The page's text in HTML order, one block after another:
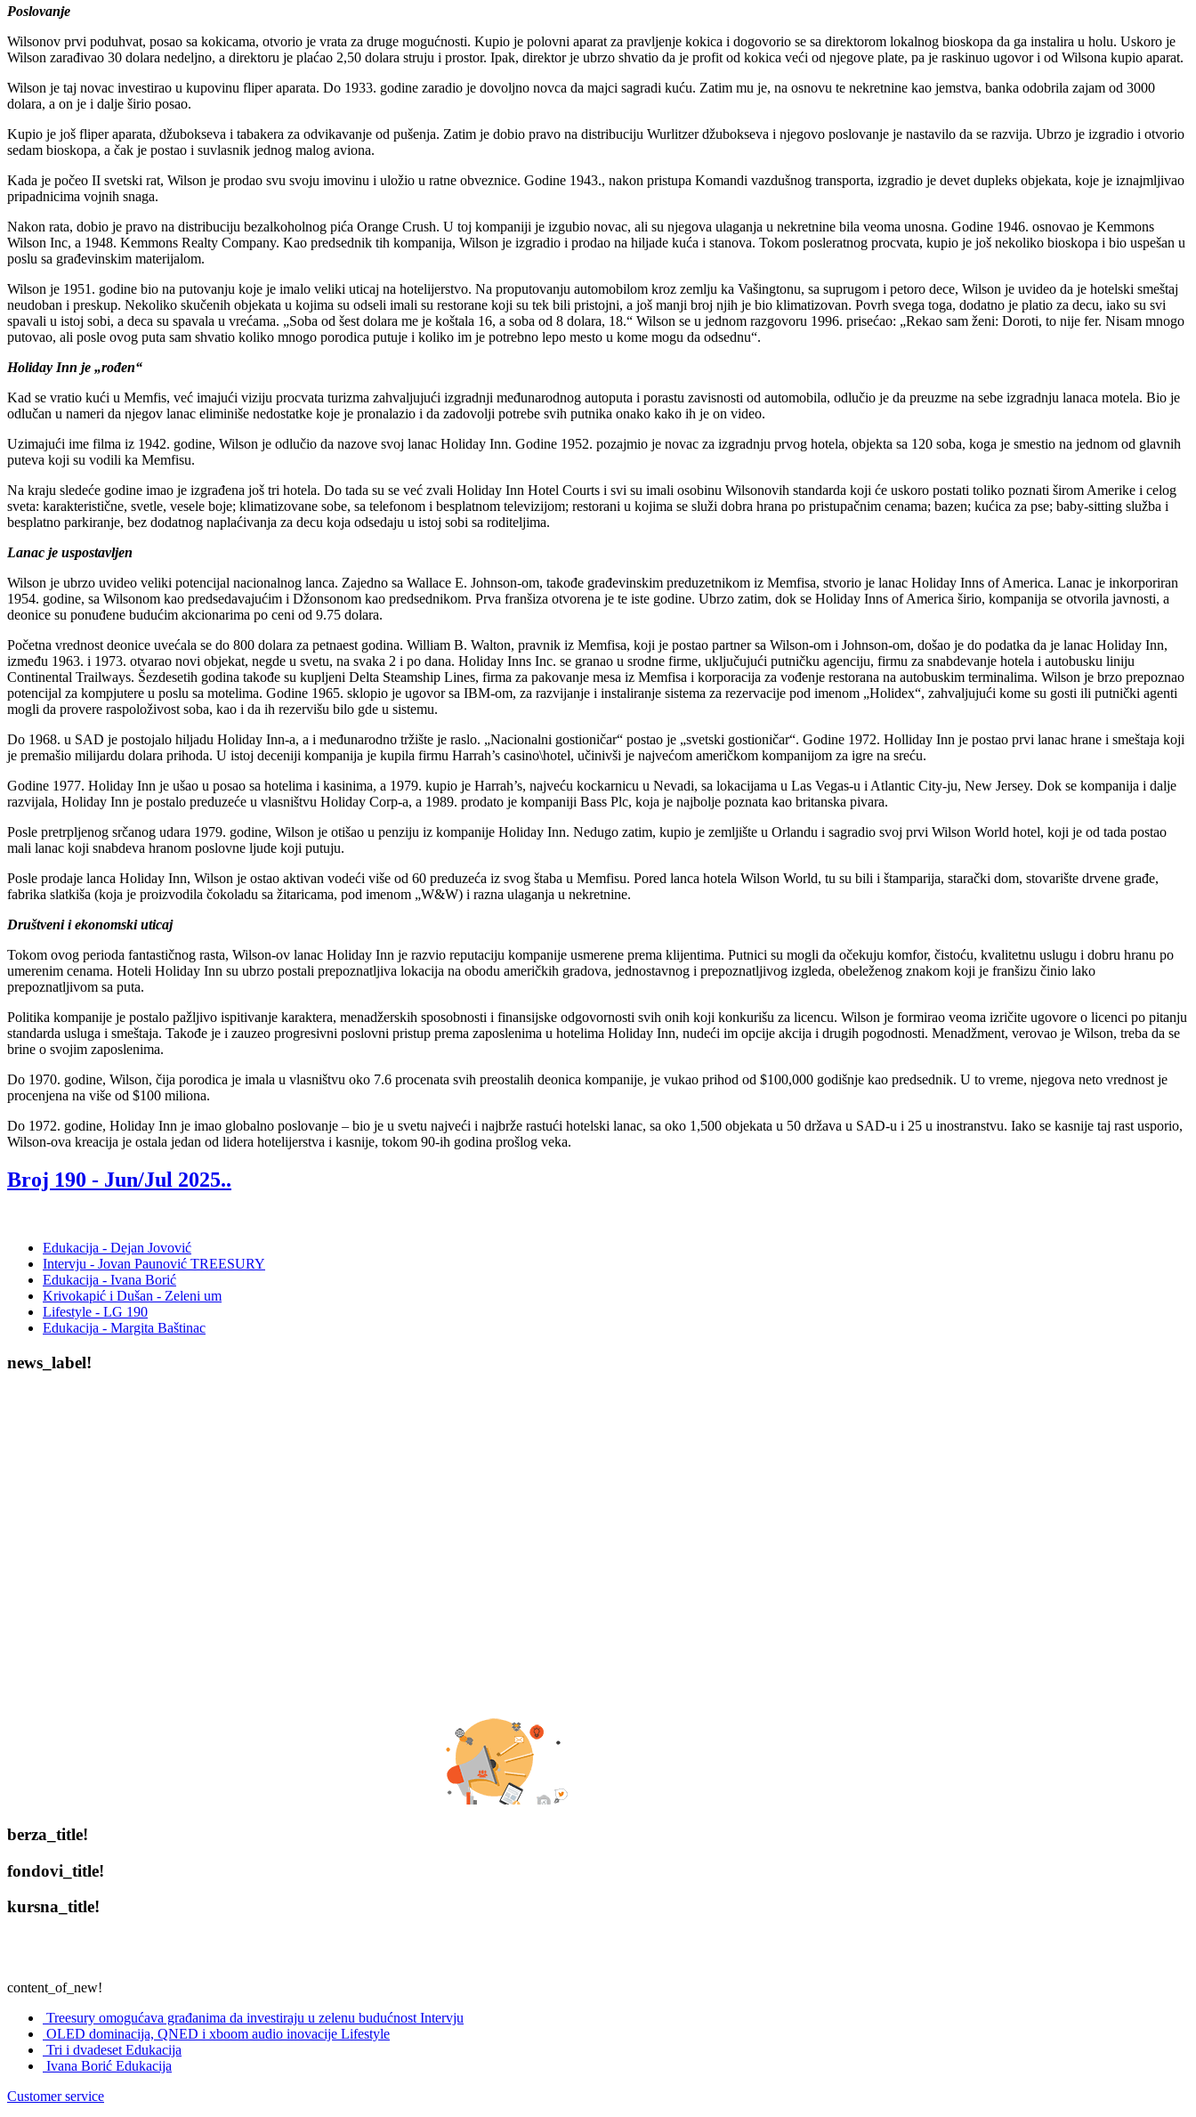
Poslovanje
Wilsonov prvi poduhvat, posao sa kokicama, otvorio je vrata za druge mogućnosti. Kupio je polovni aparat za pravljenje kokica i dogovorio se sa direktorom lokalnog bioskopa da ga instalira u holu. Uskoro je
Wilson zarađivao 30 dolara nedeljno, a direktoru je plaćao 2,50 dolara struju i prostor. Ipak, direktor je ubrzo shvatio da je profit od kokica veći od njegove plate, pa je raskinuo ugovor i od Wilsona kupio aparat.
Wilson je taj novac investirao u kupovinu fliper aparata. Do 1933. godine zaradio je dovoljno novca da majci sagradi kuću. Zatim mu je, na osnovu te nekretnine kao jemstva, banka odobrila zajam od 3000
dolara, a on je i dalje širio posao.
Kupio je još fliper aparata, džubokseva i tabakera za odvikavanje od pušenja. Zatim je dobio pravo na distribuciju Wurlitzer džubokseva i njegovo poslovanje je nastavilo da se razvija. Ubrzo je izgradio i otvorio
sedam bioskopa, a čak je postao i suvlasnik jednog malog aviona.
Kada je počeo II svetski rat, Wilson je prodao svu svoju imovinu i uložio u ratne obveznice. Godine 1943., nakon pristupa Komandi vazdušnog transporta, izgradio je devet dupleks objekata, koje je iznajmljivao
pripadnicima vojnih snaga.
Nakon rata, dobio je pravo na distribuciju bezalkoholnog pića Orange Crush. U toj kompaniji je izgubio novac, ali su njegova ulaganja u nekretnine bila veoma unosna. Godine 1946. osnovao je Kemmons
Wilson Inc, a 1948. Kemmons Realty Company. Kao predsednik tih kompanija, Wilson je izgradio i prodao na hiljade kuća i stanova. Tokom posleratnog procvata, kupio je još nekoliko bioskopa i bio uspešan u
poslu sa građevinskim materijalom.
Wilson je 1951. godine bio na putovanju koje je imalo veliki uticaj na hotelijerstvo. Na proputovanju automobilom kroz zemlju ka Vašingtonu, sa suprugom i petoro dece, Wilson je uvideo da je hotelski smeštaj
neudoban i preskup. Nekoliko skučenih objekata u kojima su odseli imali su restorane koji su tek bili pristojni, a još manji broj njih je bio klimatizovan. Povrh svega toga, dodatno je platio za decu, iako su svi
spavali u istoj sobi, a deca su spavala u vrećama. „Soba od šest dolara me je koštala 16, a soba od 8 dolara, 18.“ Wilson se u jednom razgovoru 1996. prisećao: „Rekao sam ženi: Doroti, to nije fer. Nisam mnogo
putovao, ali posle ovog puta sam shvatio koliko mnogo porodica putuje i koliko im je potrebno lepo mesto u kome mogu da odsednu“.
Holiday Inn je „rođen“
Kad se vratio kući u Memfis, već imajući viziju procvata turizma zahvaljujući izgradnji međunarodnog autoputa i porastu zavisnosti od automobila, odlučio je da preuzme na sebe izgradnju lanaca motela. Bio je
odlučan u nameri da njegov lanac eliminiše nedostatke koje je pronalazio i da zadovolji potrebe svih putnika onako kako ih je on video.
Uzimajući ime filma iz 1942. godine, Wilson je odlučio da nazove svoj lanac Holiday Inn. Godine 1952. pozajmio je novac za izgradnju prvog hotela, objekta sa 120 soba, koga je smestio na jednom od glavnih
puteva koji su vodili ka Memfisu.
Na kraju sledeće godine imao je izgrađena još tri hotela. Do tada su se već zvali Holiday Inn Hotel Courts i svi su imali osobinu Wilsonovih standarda koji će uskoro postati toliko poznati širom Amerike i celog
sveta: karakteristične, svetle, vesele boje; klimatizovane sobe, sa telefonom i besplatnom televizijom; restorani u kojima se služi dobra hrana po pristupačnim cenama; bazen; kućica za pse; baby-sitting služba i
besplatno parkiranje, bez dodatnog naplaćivanja za decu koja odsedaju u istoj sobi sa roditeljima.
Lanac je uspostavljen
Wilson je ubrzo uvideo veliki potencijal nacionalnog lanca. Zajedno sa Wallace E. Johnson-om, takođe građevinskim preduzetnikom iz Memfisa, stvorio je lanac Holiday Inns of America. Lanac je inkorporiran
1954. godine, sa Wilsonom kao predsedavajućim i Džonsonom kao predsednikom. Prva franšiza otvorena je te iste godine. Ubrzo zatim, dok se Holiday Inns of America širio, kompanija se otvorila javnosti, a
deonice su ponuđene budućim akcionarima po ceni od 9.75 dolara.
Početna vrednost deonice uvećala se do 800 dolara za petnaest godina. William B. Walton, pravnik iz Memfisa, koji je postao partner sa Wilson-om i Johnson-om, došao je do podatka da je lanac Holiday Inn,
između 1963. i 1973. otvarao novi objekat, negde u svetu, na svaka 2 i po dana. Holiday Inns Inc. se granao u srodne firme, uključujući putničku agenciju, firmu za snabdevanje hotela i autobusku liniju
Continental Trailways. Šezdesetih godina takođe su kupljeni Delta Steamship Lines, firma za pakovanje mesa iz Memfisa i korporacija za vođenje restorana na autobuskim terminalima. Wilson je brzo prepoznao
potencijal za kompjutere u poslu sa motelima. Godine 1965. sklopio je ugovor sa IBM-om, za razvijanje i instaliranje sistema za rezervacije pod imenom „Holidex“, zahvaljujući kome su gosti ili putnički agenti
mogli da provere raspoloživost soba, kao i da ih rezervišu bilo gde u sistemu.
Do 1968. u SAD je postojalo hiljadu Holiday Inn-a, a i međunarodno tržište je raslo. „Nacionalni gostioničar“ postao je „svetski gostioničar“. Godine 1972. Holliday Inn je postao prvi lanac hrane i smeštaja koji
je premašio milijardu dolara prihoda. U istoj deceniji kompanija je kupila firmu Harrah’s casino\hotel, učinivši je najvećom američkom kompanijom za igre na sreću.
Godine 1977. Holiday Inn je ušao u posao sa hotelima i kasinima, a 1979. kupio je Harrah’s, najveću kockarnicu u Nevadi, sa lokacijama u Las Vegas-u i Atlantic City-ju, New Jersey. Dok se kompanija i dalje
razvijala, Holiday Inn je postalo preduzeće u vlasništvu Holiday Corp-a, a 1989. prodato je kompaniji Bass Plc, koja je najbolje poznata kao britanska pivara.
Posle pretrpljenog srčanog udara 1979. godine, Wilson je otišao u penziju iz kompanije Holiday Inn. Nedugo zatim, kupio je zemljište u Orlandu i sagradio svoj prvi Wilson World hotel, koji je od tada postao
mali lanac koji snabdeva hranom poslovne ljude koji putuju.
Posle prodaje lanca Holiday Inn, Wilson je ostao aktivan vodeći više od 60 preduzeća iz svog štaba u Memfisu. Pored lanca hotela Wilson World, tu su bili i štamparija, starački dom, stovarište drvene građe,
fabrika slatkiša (koja je proizvodila čokoladu sa žitaricama, pod imenom „W&W) i razna ulaganja u nekretnine.
Društveni i ekonomski uticaj
Tokom ovog perioda fantastičnog rasta, Wilson-ov lanac Holiday Inn je razvio reputaciju kompanije usmerene prema klijentima. Putnici su mogli da očekuju komfor, čistoću, kvalitetnu uslugu i dobru hranu po
umerenim cenama. Hoteli Holiday Inn su ubrzo postali prepoznatljiva lokacija na obodu američkih gradova, jednostavnog i prepoznatljivog izgleda, obeleženog znakom koji je franšizu činio lako
prepoznatljivom sa puta.
Politika kompanije je postalo pažljivo ispitivanje karaktera, menadžerskih sposobnosti i finansijske odgovornosti svih onih koji konkurišu za licencu. Wilson je formirao veoma izričite ugovore o licenci po pitanju
standarda usluga i smeštaja. Takođe je i zauzeo progresivni poslovni pristup prema zaposlenima u hotelima Holiday Inn, nudeći im opcije akcija i drugih pogodnosti. Menadžment, verovao je Wilson, treba da se
brine o svojim zaposlenima.
Do 1970. godine, Wilson, čija porodica je imala u vlasništvu oko 7.6 procenata svih preostalih deonica kompanije, je vukao prihod od $100,000 godišnje kao predsednik. U to vreme, njegova neto vrednost je
procenjena na više od $100 miliona.
Do 1972. godine, Holiday Inn je imao globalno poslovanje – bio je u svetu najveći i najbrže rastući hotelski lanac, sa oko 1,500 objekata u 50 država u SAD-u i 25 u inostranstvu. Iako se kasnije taj rast usporio,
Wilson-ova kreacija je ostala jedan od lidera hotelijerstva i kasnije, tokom 90-ih godina prošlog veka.
Broj 190 - Jun/Jul 2025..
Edukacija - Dejan Jovović
Intervju - Jovan Paunović TREESURY
Edukacija - Ivana Borić
Krivokapić i Dušan - Zeleni um
Lifestyle - LG 190
Edukacija - Margita Baštinac
news_label!
berza_title!
fondovi_title!
kursna_title!
content_of_new!
Treesury omogućava građanima da investiraju u zelenu budućnost Intervju
OLED dominacija, QNED i xboom audio inovacije Lifestyle
Tri i dvadeset Edukacija
Ivana Borić Edukacija
Customer service